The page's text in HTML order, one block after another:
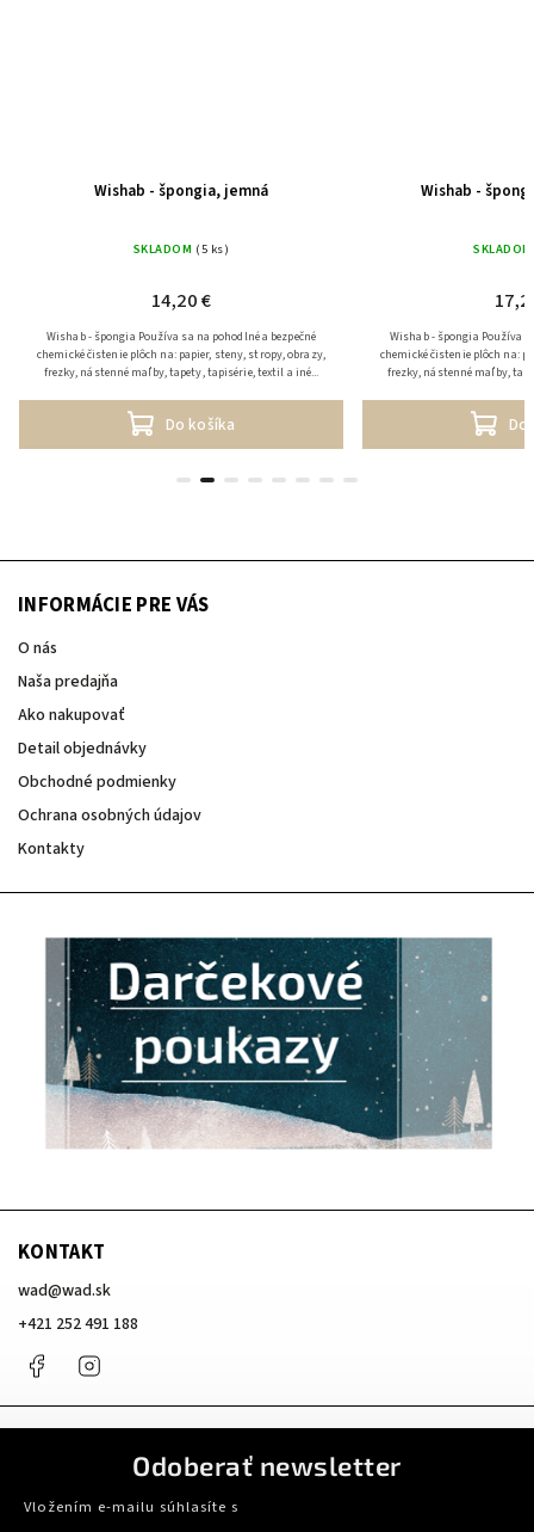
Wishab - špongia, jemná
SKLADOM (5 ks)
14,20 €
Do košíka
Wishab - špongia Používa sa na pohodlné a bezpečné
chemické čistenie plôch na: papier, steny, stropy, obrazy,
frezky, nástenné maľby, tapety, tapisérie, textil a iné...
Wishab -
SKLADOM
Do
Wishab - špongia Používa sa na pohodlné a bezpečné
chemické čistenie plôch na:
frezky, nástenné maľby,
INFORMÁCIE PRE VÁS
O nás
Naša predajňa
Ako nakupovať
Detail objednávky
Obchodné podmienky
Ochrana osobných údajov
Kontakty
KONTAKT
wad@wad.sk
+421 252 491 188
Facebook
Odoberať newsletter
Vložením e-mailu súhlasíte s